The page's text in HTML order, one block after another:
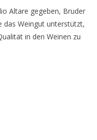
Altare gegeben, Bruder
das Weingut unterstützt,
in den Weinen zu